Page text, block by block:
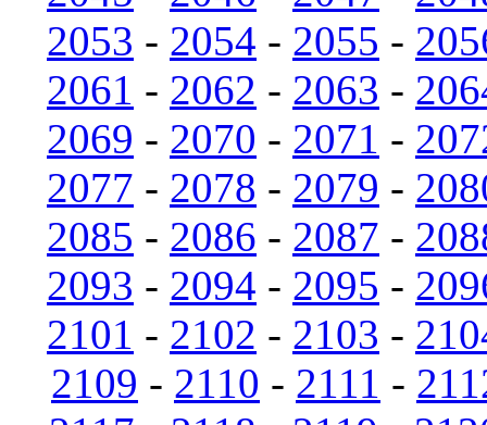
2053 - 2054 - 2055 -
2061 - 2062 - 2063 -
2069 - 2070 - 2071 -
2077 - 2078 - 2079 -
2085 - 2086 - 2087 -
2093 - 2094 - 2095 -
2101 - 2102 - 2103 -
2109 - 2110 - 2111 -